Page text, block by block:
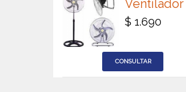
Ventilador
$ 1.690